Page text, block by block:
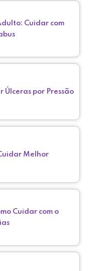
Cuidar com
Úlceras por Pressão
Melhor
Cuidar com o